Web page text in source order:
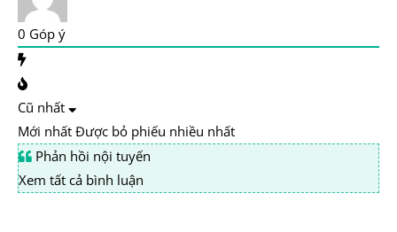
0 Góp ý
Cũ nhất
Mới nhất Được bỏ phiếu nhiều nhất
Phản hồi nội tuyến
Xem tất cả bình luận